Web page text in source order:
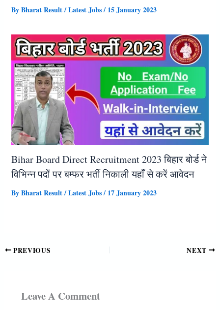
ByBharat Result/Latest Jobs/ 15 January 2023
Bihar Board Direct Recruitment 2023 बिहार बोर्ड ने
विभिन्न पदों पर बम्फर भर्ती निकाली यहाँ से करें आवेदन
ByBharat Result/Latest Jobs/ 17 January 2023
PREVIOUS NEXT
Leave A Comment